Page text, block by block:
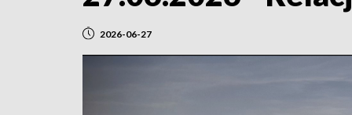
2026-06-27